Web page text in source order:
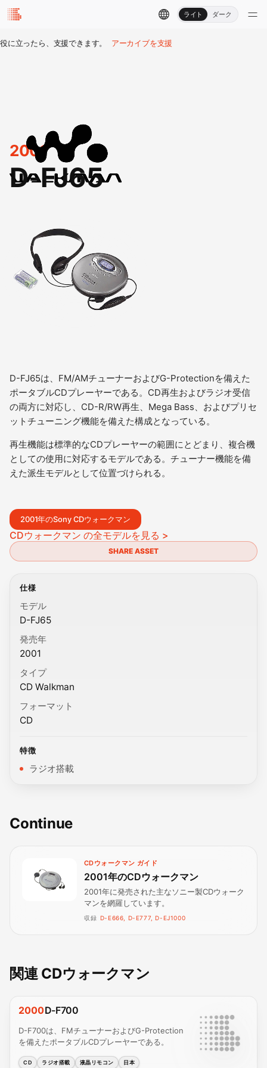
ライト ダーク
役に立ったら、支援できます。 アーカイブを支援
2001
D-FJ65
D-FJ65は、FM/AMチューナーおよびG-Protectionを備えた
ポータブルCDプレーヤーである。CD再生およびラジオ受信
の両方に対応し、CD-R/RW再生、Mega Bass、およびプリセ
ットチューニング機能を備えた構成となっている。
再生機能は標準的なCDプレーヤーの範囲にとどまり、複合機
としての使用に対応するモデルである。チューナー機能を備
えた派生モデルとして位置づけられる。
2001年のSony CDウォークマン
CDウォークマン の全モデルを見る >
SHARE ASSET
仕様
モデル
D-FJ65
発売年
2001
タイプ
CD Walkman
フォーマット
CD
特徴
ラジオ搭載
Continue
CDウォークマン ガイド
2001年のCDウォークマン
2001年に発売された主なソニー製CDウォーク
マンを網羅しています。
収録 D-E666, D-E777, D-EJ1000
関連 CDウォークマン
2000D-F700
D-F700は、FMチューナーおよびG-Protection
を備えたポータブルCDプレーヤーである。
CD ラジオ搭載 液晶リモコン 日本